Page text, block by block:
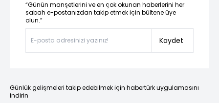
“Günün manşetlerini ve en çok okunan haberlerini her
sabah e-postanızdan takip etmek için bültene üye
olun.”
Kaydet
Günlük gelişmeleri takip edebilmek için habertürk uygulamasını
indirin